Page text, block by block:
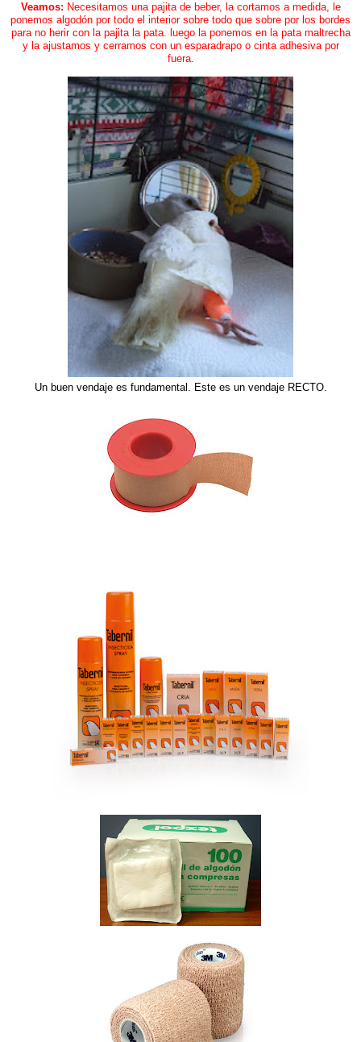
Veamos: Necesitamos una pajita de beber, la cortamos a medida, le
ponemos algodón por todo el interior sobre todo que sobre por los bordes
para no herir con la pajita la pata. luego la ponemos en la pata maltrecha
y la ajustamos y cerramos con un esparadrapo o cinta adhesiva por
fuera.
Un buen vendaje es fundamental. Este es un vendaje RECTO.